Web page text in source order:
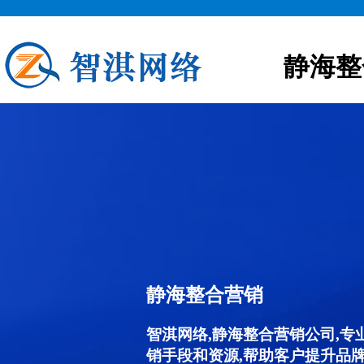
静海
静海整合营销
智淇网络,静海整合营销公司,专
销手段和资源,帮助客户提升品